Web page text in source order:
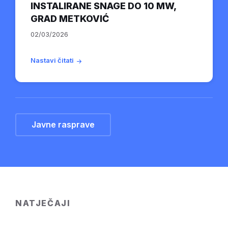
INSTALIRANE SNAGE DO 10 MW,
GRAD METKOVIĆ
02/03/2026
Nastavi čitati
Javne rasprave
NATJEČAJI